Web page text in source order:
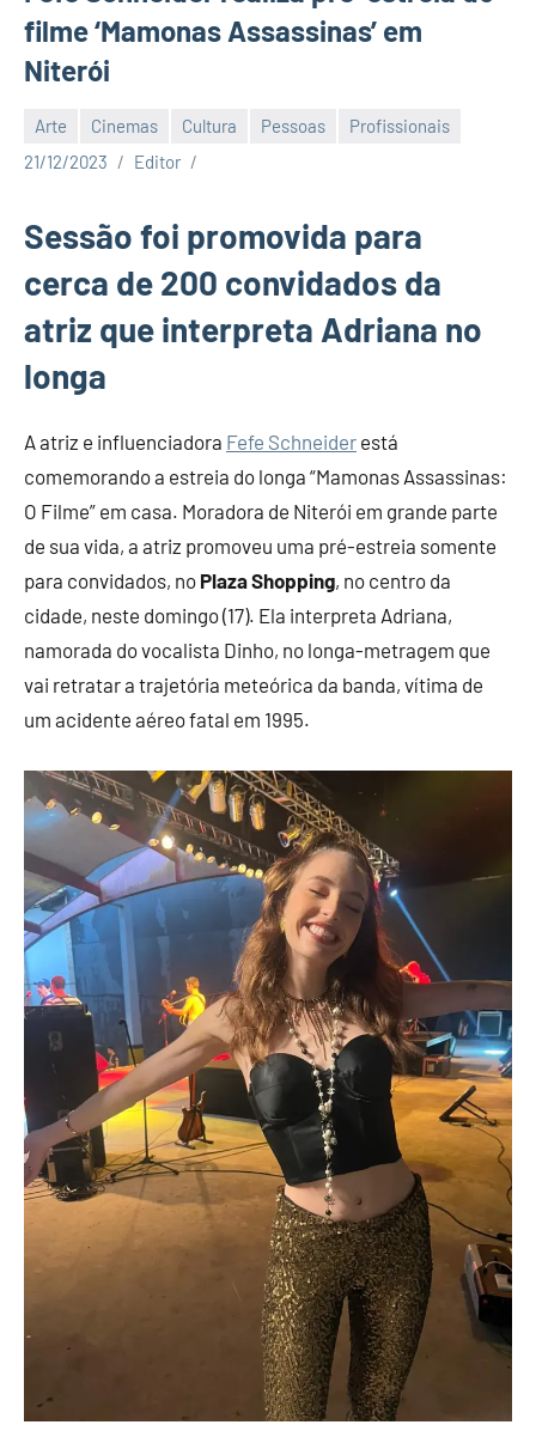
filme ‘Mamonas Assassinas’ em
Niterói
Arte Cinemas Cultura Pessoas
Profissionais
21/12/2023
Editor
Sessão foi promovida para
cerca de 200 convidados da
atriz que interpreta Adriana no
longa
A atriz e influenciadora Fefe Schneider está
comemorando a estreia do longa “Mamonas Assassinas:
O Filme” em casa. Moradora de Niterói em grande parte
de sua vida, a atriz promoveu uma pré-estreia somente
para convidados, no Plaza Shopping, no centro da
cidade, neste domingo (17). Ela interpreta Adriana,
namorada do vocalista Dinho, no longa-metragem que
vai retratar a trajetória meteórica da banda, vítima de
um acidente aéreo fatal em 1995.